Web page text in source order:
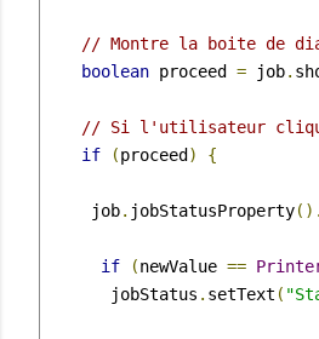
// Montre la boite de
boolean proceed = job.
// Si l'utilisateur clique
if
(proceed ) {
     job
. jobStatusProperty().
if (newValue ==
       jobStatus
. setText (